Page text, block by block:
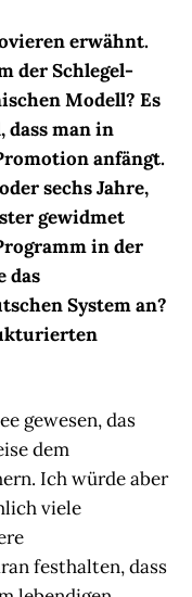
erwähnt.
der Schlegel-
Modell? Es
man in
anfängt.
sechs Jahre,
gewidmet
in der
das
System an?
gewesen, das
dem
Ich würde aber
viele
festhalten, dass